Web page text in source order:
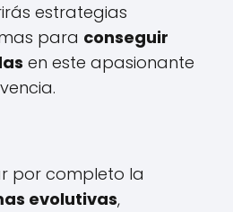
estrategias
para conseguir
en este apasionante
por completo la
evolutivas,